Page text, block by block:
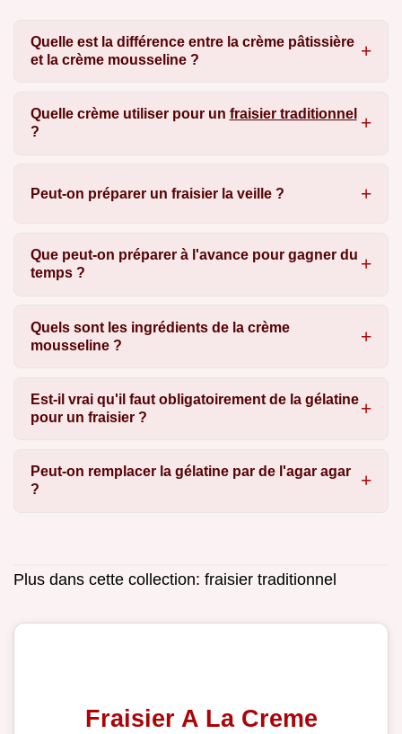
Quelle est la différence entre la crème pâtissière
et la crème mousseline ?
Quelle crème utiliser pour un fraisier traditionnel
?
Peut-on préparer un fraisier la veille ?
Que peut-on préparer à l'avance pour gagner du
temps ?
Quels sont les ingrédients de la crème
mousseline ?
Est-il vrai qu'il faut obligatoirement de la gélatine
pour un fraisier ?
Peut-on remplacer la gélatine par de l'agar agar
?
Plus dans cette collection: fraisier traditionnel
Fraisier A La Creme